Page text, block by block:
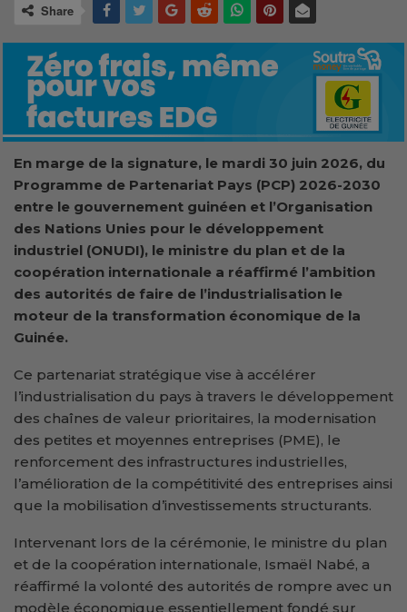
Share
En marge de la signature, le mardi 30 juin 2026, du
Programme de Partenariat Pays (PCP) 2026-2030
entre le gouvernement guinéen et l’Organisation
des Nations Unies pour le développement
industriel (ONUDI), le ministre du plan et de la
coopération internationale a réaffirmé l’ambition
des autorités de faire de l’industrialisation le
moteur de la transformation économique de la
Guinée.
Ce partenariat stratégique vise à accélérer
l’industrialisation du pays à travers le développement
des chaînes de valeur prioritaires, la modernisation
des petites et moyennes entreprises (PME), le
renforcement des infrastructures industrielles,
l’amélioration de la compétitivité des entreprises ainsi
que la mobilisation d’investissements structurants.
Intervenant lors de la cérémonie, le ministre du plan
et de la coopération internationale, Ismaël Nabé, a
réaffirmé la volonté des autorités de rompre avec un
modèle économique essentiellement fondé sur